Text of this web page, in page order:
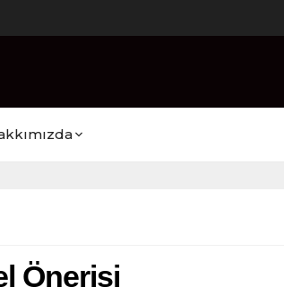
Önerisi